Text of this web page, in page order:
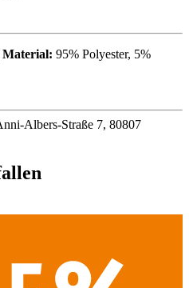
Material: 95% Polyester, 5%
Albers-Straße 7, 80807